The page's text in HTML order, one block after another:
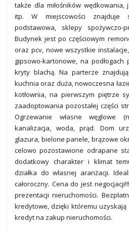
także dla miłośników
itp. W miejscowości znajduje
podstawowa, sklepy spożywczo-
Budynek jest po częściowym
oraz pcv, nowe wszystkie
gipsowo-kartonowe, na
kryty blachą. Na parterze
kuchnia oraz duża, nowoczesna
kotłownia, na pierwszym piętrze
zaadoptowania pozostałej części
Ogrzewanie własne węglowe
kanalizacja, woda, prąd. Dom
glazura, bielone panele, brązowe
celowo pozostawione odrapane
dodatkowy charakter i klimat
działka do własnej aranżacji.
całoroczny. Cena do jest
prezentacji nieruchomości.
kredytowe, dzięki któremu
kredyt na zakup nieruchomości.